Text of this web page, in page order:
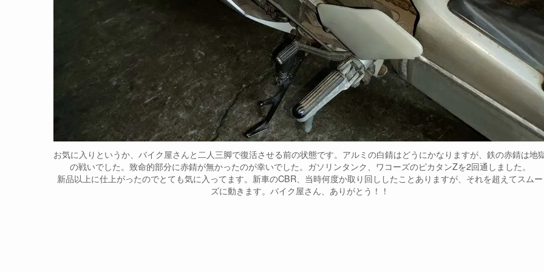
お気に入りというか、バイク屋さんと二人三脚で復活させる前の状態です。アルミの白錆はどうにかなりますが、鉄の赤錆は地
の戦いでした。致命的部分に赤錆が無かったのが幸いでした。ガソリンタンク、ワコーズのピカタンZを2回通しました。
新品以上に仕上がったのでとても気に入ってます。新車のCBR、当時何度か取り回ししたことありますが、それを超えてスムー
ズに動きます。バイク屋さん、ありがとう！！